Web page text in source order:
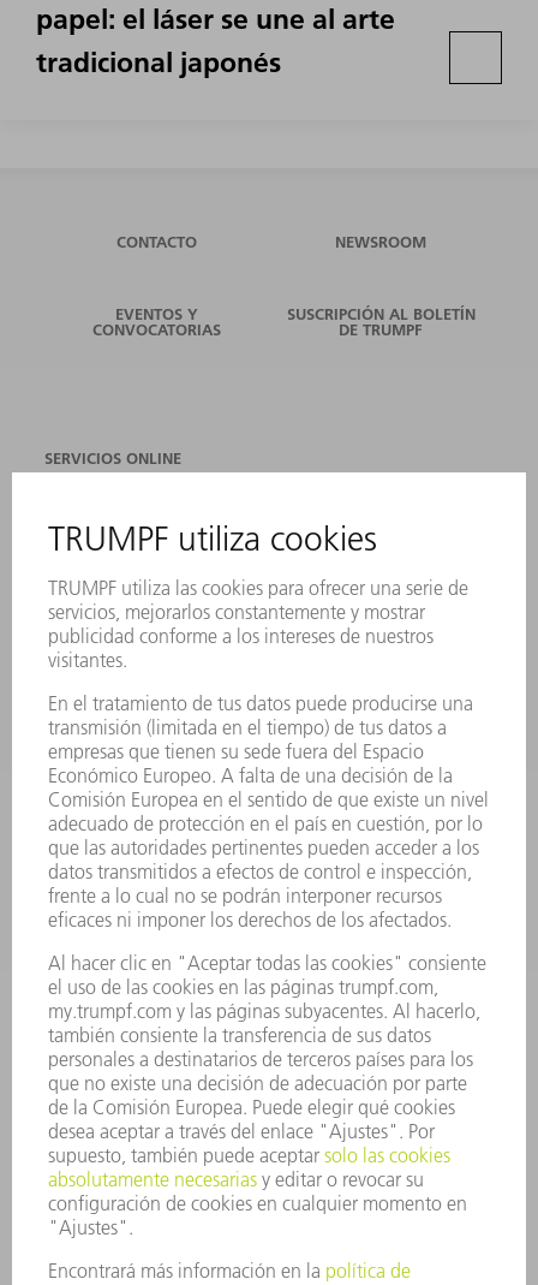
papel: el láser se une al arte
tradicional japonés
CONTACTO NEWSROOM
EVENTOS Y
CONVOCATORIAS
SUSCRIPCIÓN AL BOLETÍN
DE TRUMPF
SERVICIOS ONLINE
EVENTOS Y CONVOCATORIAS
REGISTRO PARA EL BOLETÍN INFORMATIVO
FICHAS TÉCNICAS DE SEGURIDAD
PRODUCTOS
MÁQUINAS Y SISTEMAS
LÁSER
HERRAMIENTAS PORTÁTILES
FÁBRICA INTELIGENTE
SOFTWARE
SERVICIOS
APLICACIONES
SECTORES
EMPRESA
CARRERA PROFESIONAL
OFERTAS DE TRABAJO
PERFIL DE LA EMPRESA
INFORME ANUAL
PRINCIPIOS CORPORATIVOS
CUMPLIMIENTO
SISTEMA DE INFORMADORES
SEGURIDAD
COMUNICADOS DE PRENSA
REVISTAS
SOSTENIBILIDAD
MEDIO AMBIENTE Y CLIMA
SOCIEDAD Y EMPRESA
GESTIÓN EMPRESARIAL